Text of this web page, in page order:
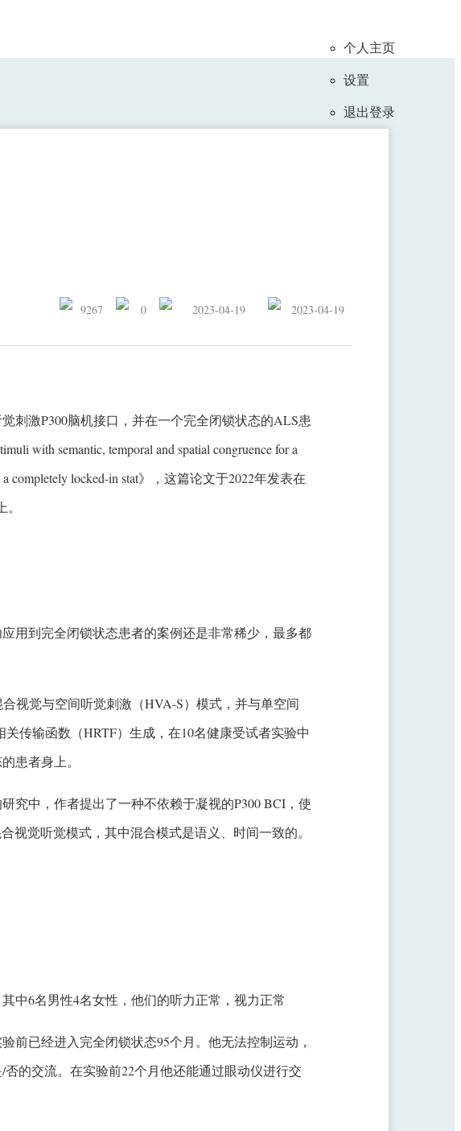
个人主页
设置
退出登录
9267 0 2023-04-19 2023-04-19
刺激P300脑机接口，并在一个完全闭锁状态的ALS患
with semantic, temporal and spatial congruence for a
completely locked-in stat》，这篇论文于2022年发表在
用到完全闭锁状态患者的案例还是非常稀少，最多都
视觉与空间听觉刺激（HVA-S）模式，并与单空间
传输函数（HRTF）生成，在10名健康受试者实验中
患者身上。
究中，作者提出了一种不依赖于凝视的P300 BCI，使
视觉听觉模式，其中混合模式是语义、时间一致的。
中6名男性4名女性，他们的听力正常，视力正常
前已经进入完全闭锁状态95个月。他无法控制运动，
的交流。在实验前22个月他还能通过眼动仪进行交